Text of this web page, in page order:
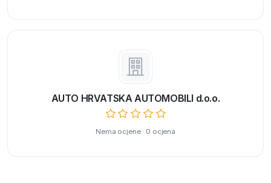
AUTO HRVATSKA AUTOMOBILI d.o.o.
Nema ocjene · 0 ocjena